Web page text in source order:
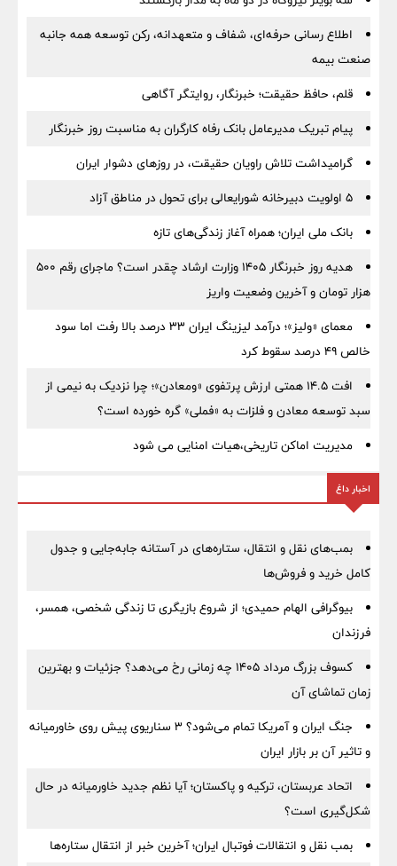
اطلاع رسانی حرفه‌ای، شفاف و متعهدانه، رکن توسعه همه جانبه
صنعت بیمه
قلم، حافظ حقیقت؛ خبرنگار، روایتگر آگاهی
پیام تبریک مدیرعامل بانک رفاه کارگران به مناسبت روز خبرنگار
گرامیداشت تلاش راویان حقیقت، در روزهای دشوار ایران
5 اولویت دبیرخانه شورایعالی برای تحول در مناطق آزاد
بانک ملی ایران؛ همراه آغاز زندگی‌های تازه
هدیه روز خبرنگار ۱۴۰۵ وزارت ارشاد چقدر است؟ ماجرای رقم ۵۰۰
هزار تومان و آخرین وضعیت واریز
معمای «ولیز»؛ درآمد لیزینگ ایران ۳۳ درصد بالا رفت اما سود
خالص ۴۹ درصد سقوط کرد
افت ۱۴.۵ همتی ارزش پرتفوی «ومعادن»؛ چرا نزدیک به نیمی از
سبد توسعه معادن و فلزات به «فملی» گره خورده است؟
مدیریت اماکن تاریخی،هیات امنایی می شود
اخبار داغ
بمب‌های نقل و انتقال، ستاره‌های در آستانه جابه‌جایی و جدول
کامل خرید و فروش‌ها
بیوگرافی الهام حمیدی؛ از شروع بازیگری تا زندگی شخصی، همسر،
فرزندان
کسوف بزرگ مرداد ۱۴۰۵ چه زمانی رخ می‌دهد؟ جزئیات و بهترین
زمان تماشای آن
جنگ ایران و آمریکا تمام می‌شود؟ ۳ سناریوی پیش روی خاورمیانه
و تاثیر آن بر بازار ایران
اتحاد عربستان، ترکیه و پاکستان؛ آیا نظم جدید خاورمیانه در حال
شکل‌گیری است؟
بمب نقل‌ و انتقالات فوتبال ایران؛ آخرین خبر از انتقال ستاره‌ها